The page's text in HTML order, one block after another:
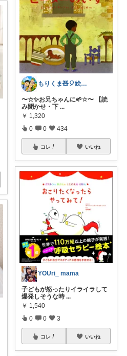
もりくま🧸🎈絵本・スイーツ・酒他🙇
〜☆✨お兄ちゃんに🌱☆〜 【読
み聞かせ・下 ...
￥ 1,320
0 0 434
コレ いいね
YOUri_ mama
子どもが怒ったりイライラして
爆発しそうな時 ...
￥ 1,540
0 0 3
コレ いいね